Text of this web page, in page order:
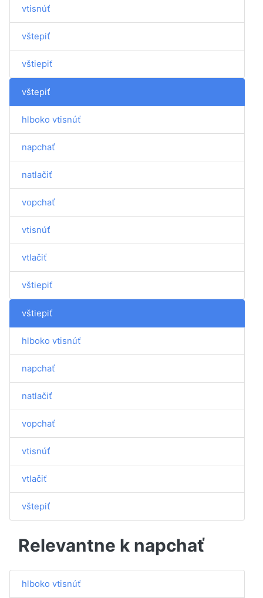
vtisnúť
vštepiť
vštiepiť
vštepiť
hlboko vtisnúť
napchať
natlačiť
vopchať
vtisnúť
vtlačiť
vštiepiť
vštiepiť
hlboko vtisnúť
napchať
natlačiť
vopchať
vtisnúť
vtlačiť
vštepiť
Relevantne k napchať
hlboko vtisnúť